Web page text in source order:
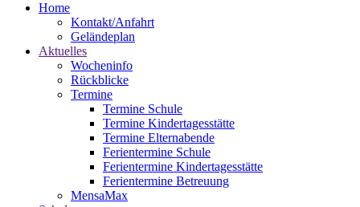
Home
Kontakt/Anfahrt
Geländeplan
Aktuelles
Wocheninfo
Rückblicke
Termine
Termine Schule
Termine Kindertagesstätte
Termine Elternabende
Ferientermine Schule
Ferientermine Kindertagesstätte
Ferientermine Betreuung
MensaMax